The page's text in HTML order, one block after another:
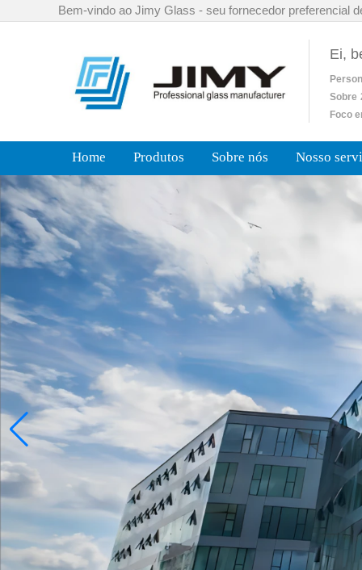
Bem-vindo ao Jimy Glass - seu fornecedor preferencial
Ei,
Sobre
Foco
Home Produtos Sobre nós Nosso